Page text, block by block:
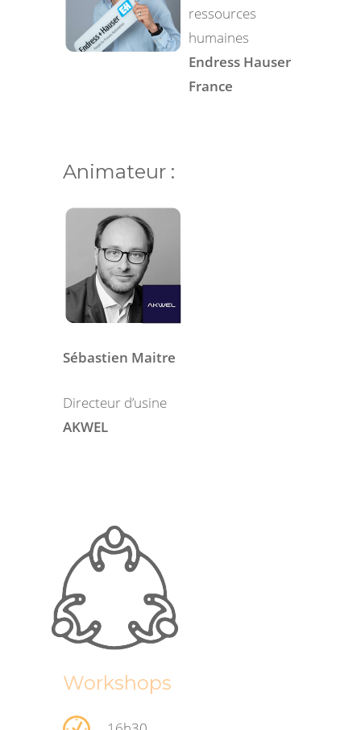
ressources
humaines
Endress Hauser
France
Animateur :
Sébastien Maitre
Directeur d’usine
AKWEL
Workshops